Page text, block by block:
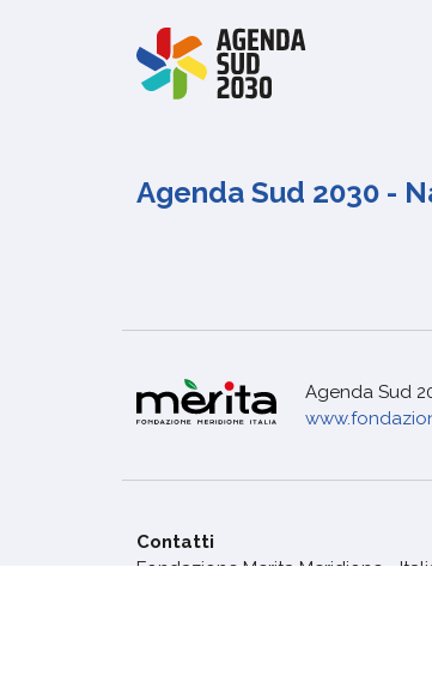
Agenda Sud 2030 -
Agenda Sud
Contatti
Fondazione Merita Meridione -